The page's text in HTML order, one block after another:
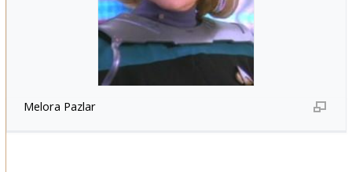
Melora Pazlar